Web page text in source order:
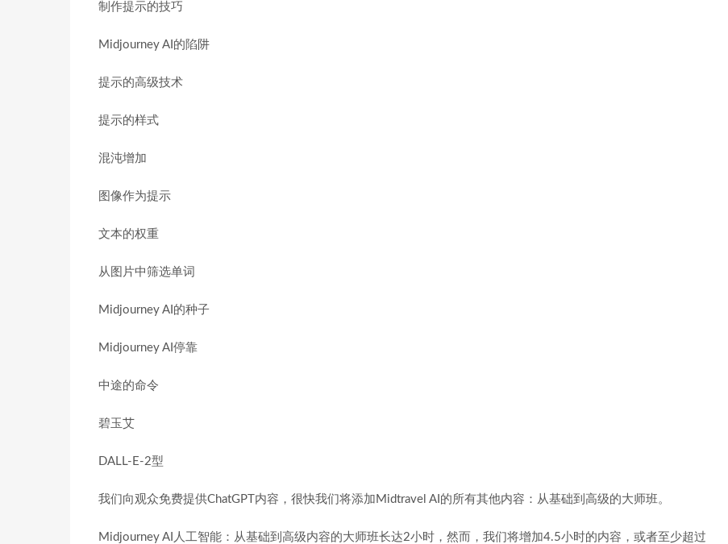
制作提示的技巧
Midjourney AI的陷阱
提示的高级技术
提示的样式
混沌增加
图像作为提示
文本的权重
从图片中筛选单词
Midjourney AI的种子
Midjourney AI停靠
中途的命令
碧玉艾
DALL-E-2型
我们向观众免费提供ChatGPT内容，很快我们将添加Midtravel AI的所有其他内容：从基础到高级的大师班。
Midjourney AI人工智能：从基础到高级内容的大师班长达2小时，然而，我们将增加4.5小时的内容，或者至少超过